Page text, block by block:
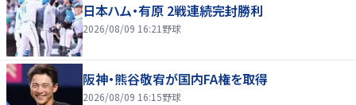
日本ハム・有原 2戦連続完封勝利
2026/08/09 16:21 野球
阪神・熊谷敬宥が国内FA権を取得
2026/08/09 16:15野球